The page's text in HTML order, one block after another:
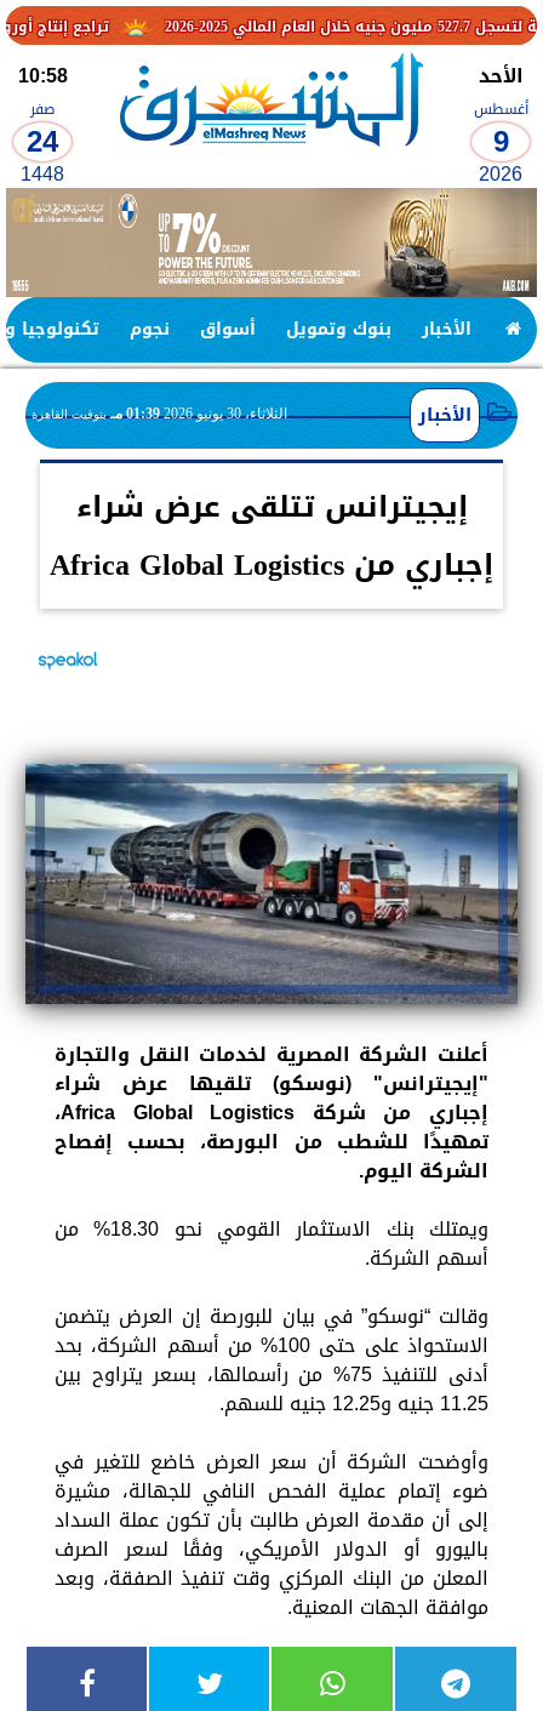
تراجع إنتاج أوروبا
الأحد
أغسطس
9
2026
10:58
صفر
24
1448
الأخبار بنوك وتمويل أسواق نجوم تكنولوجيا
الأخبار الثلاثاء، 30 يونيو 2026 01:39 مـ بتوقيت القاهرة
إيجيترانس تتلقى عرض شراء
إجباري من Africa Global Logistics
أعلنت الشركة المصرية لخدمات النقل والتجارة
"إيجيترانس" (نوسكو) تلقيها عرض شراء
إجباري من شركة Africa Global Logistics،
تمهيدًا للشطب من البورصة، بحسب إفصاح
الشركة اليوم.
ويمتلك بنك الاستثمار القومي نحو 18.30% من
أسهم الشركة.
وقالت “نوسكو” في بيان للبورصة إن العرض يتضمن
الاستحواذ على حتى 100% من أسهم الشركة، بحد
أدنى للتنفيذ 75% من رأسمالها، بسعر يتراوح بين
11.25 جنيه و12.25 جنيه للسهم.
وأوضحت الشركة أن سعر العرض خاضع للتغير في
ضوء إتمام عملية الفحص النافي للجهالة، مشيرة
إلى أن مقدمة العرض طالبت بأن تكون عملة السداد
باليورو أو الدولار الأمريكي، وفقًا لسعر الصرف
المعلن من البنك المركزي وقت تنفيذ الصفقة، وبعد
موافقة الجهات المعنية.